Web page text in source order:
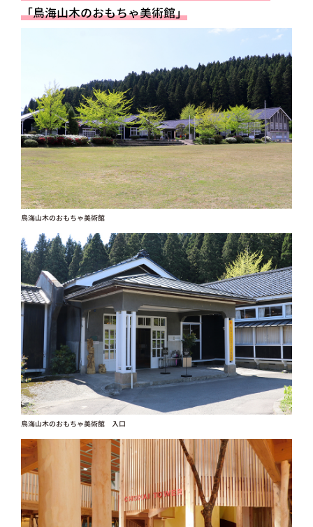
「鳥海山木のおもちゃ美術館」
鳥海山木のおもちゃ美術館
鳥海山木のおもちゃ美術館 入口